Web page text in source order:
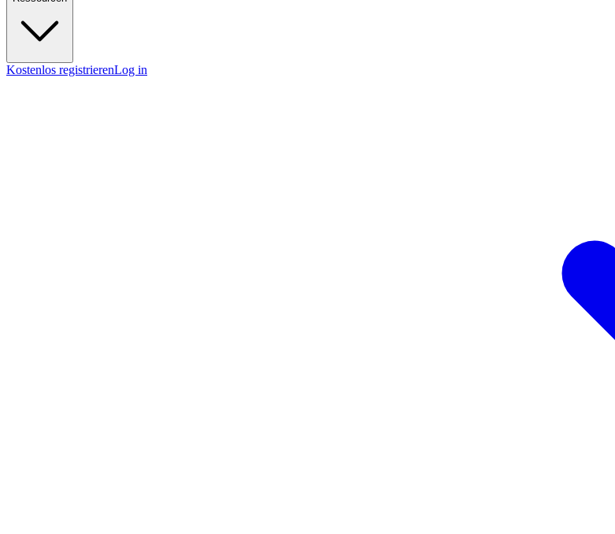
Kostenlos registrierenLog in